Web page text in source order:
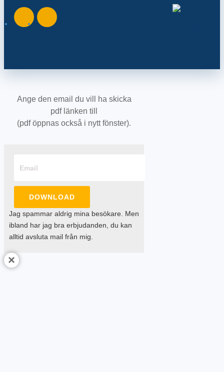
Ange den email du vill ha skicka
pdf länken till
(pdf öppnas också i nytt fönster).
DOWNLOAD
Jag spammar aldrig mina besökare. Men
ibland har jag bra erbjudanden, du kan
alltid avsluta mail från mig.
×